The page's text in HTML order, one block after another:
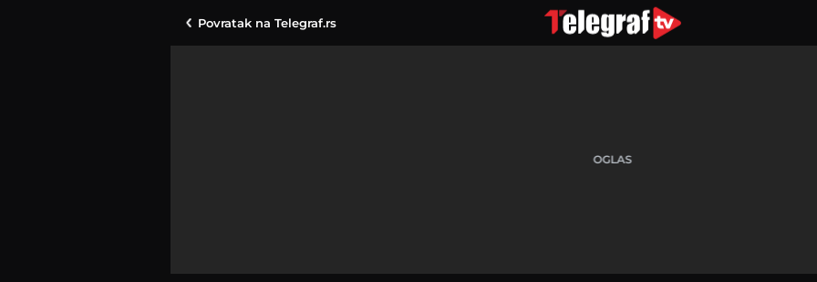
Povratak na Telegraf.rs